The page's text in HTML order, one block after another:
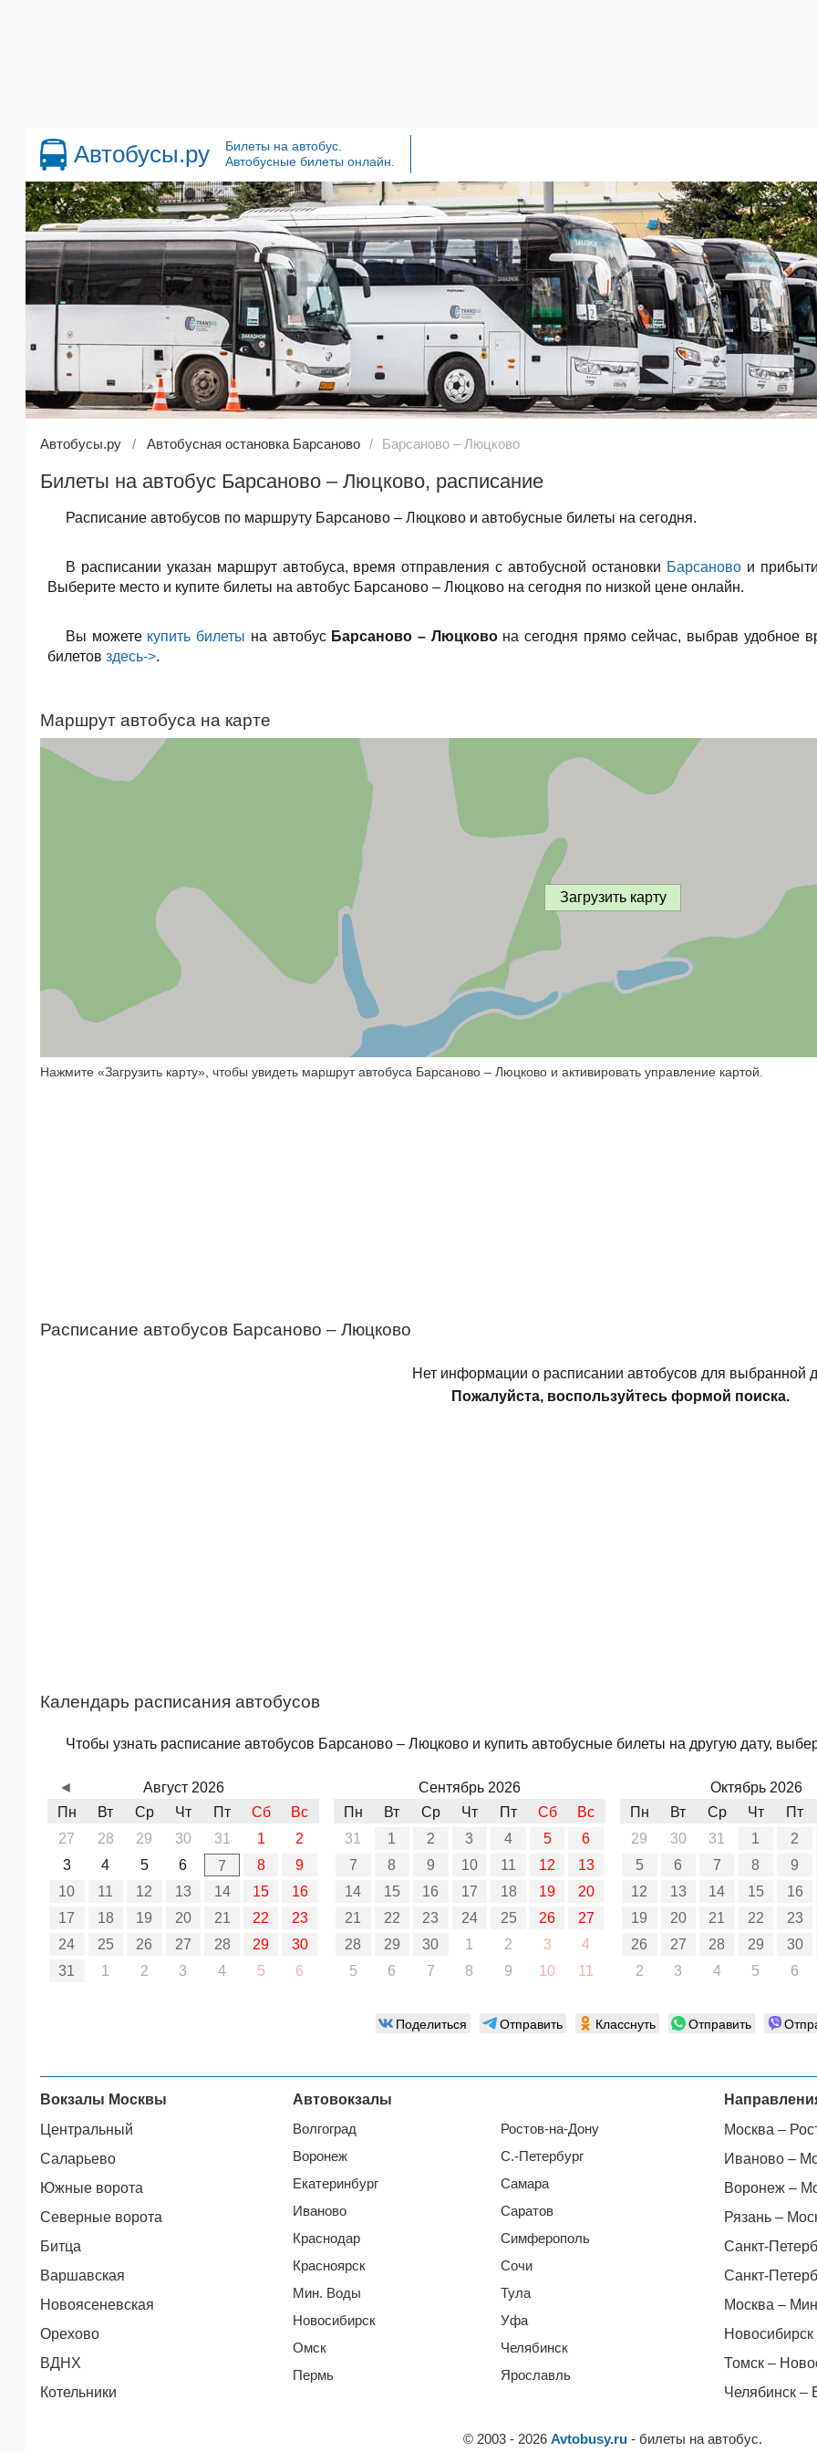
Автобусы.ру
Билеты на автобус.
Автобусные билеты онлайн.
Автобусы.ру Автобусная остановка Барсаново Барсаново – Люцково
Билеты на автобус Барсаново – Люцково, расписание
Расписание автобусов по маршруту Барсаново – Люцково и автобусные билеты на сегодня.
В расписании указан маршрут автобуса, время отправления с автобусной остановки Барсановои
Выберите место и купите билеты на автобус Барсаново – Люцково на сегодня по низкой цене онлайн.
Вы можете купить билеты на автобус Барсаново – Люцковона сегодня прямо сейчас, выбрав удобное
билетов здесь->.
Маршрут автобуса на карте
Загрузить карту
Нажмите «Загрузить карту», чтобы увидеть маршрут автобуса Барсаново – Люцково и активировать управление картой.
Расписание автобусов Барсаново – Люцково
Нет информации о расписании автобусов для выбранной
Пожалуйста, воспользуйтесь формой поиска.
Календарь расписания автобусов
Чтобы узнать расписание автобусов Барсаново – Люцково и купить автобусные билеты на другую дату,
Август 2026
Пн
Вт Ср Чт Пт Сб
Вс
27
28 29 30 31 1
2
3
4 5 6 7 8
9
10
11 12 13 14 15
16
17
18 19 20 21 22
23
24
25 26 27 28 29
30
31
1 2 3 4 5 6
Сентябрь 2026
Пн
Вт Ср Чт Пт Сб
Вс
31
1 2 3 4 5
6
7
8 9 10 11 12
13
14
15 16 17 18 19
20
21
22 23 24 25 26
27
28
29 30 1 2 3
4
5
6 7 8 9 10 11
Октябрь 2026
Пн
Вт Ср Чт
Пт
29
30 31 1
2
5
6 7 8
9
12
13 14 15
16
19
20 21 22
23
26
27 28 29
30
2
3 4 5 6
◄
Поделиться Отправить Класснуть Отправить
Вокзалы Москвы
Центральный
Саларьево
Южные ворота
Северные ворота
Битца
Варшавская
Новоясеневская
Орехово
ВДНХ
Котельники
Автовокзалы
Волгоград
Воронеж
Екатеринбург
Иваново
Краснодар
Красноярск
Мин. Воды
Новосибирск
Омск
Пермь
Ростов-на-Дону
С.-Петербург
Самара
Саратов
Симферополь
Сочи
Тула
Уфа
Челябинск
Ярославль
Москва –
Иваново –
Воронеж –
Рязань –
Санкт-
Санкт-
Москва –
Томск –
Челябинск –
© 2003 - 2026 Avtobusy.ru - билеты на автобус.